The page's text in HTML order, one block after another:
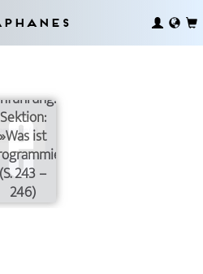
Sektion:
»Was ist
(S. 243 –
246)